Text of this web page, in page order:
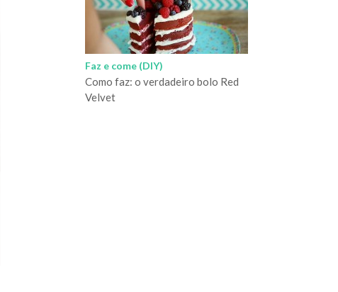
Faz e come (DIY)
Como faz: o verdadeiro bolo Red
Velvet